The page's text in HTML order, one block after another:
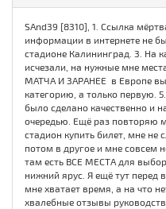
SAnd39 [8310], 1. Ссылка
информации в интернете не
стадионе Калининград. 3. На
исчезали, на нужные мне
МАТЧА И ЗАРАНЕЕ в Европе
категорию, а только первую.
было сделано качественно и
очередью. Ещё раз повторяю
стадион купить билет, мне не
потом в другое и мне совсем
там есть ВСЕ МЕСТА для
нижний ярус. Я ещё тут перед
мне хватает время, а на что
хвалебные отзывы